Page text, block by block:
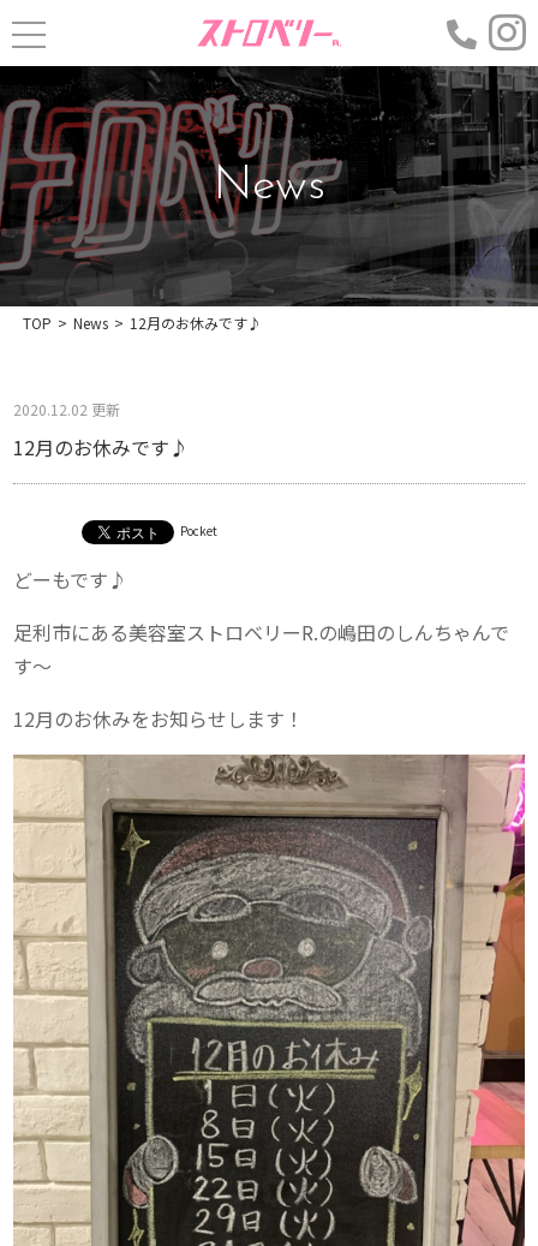
News
TOP > News > 12月のお休みです♪
2020.12.02 更新
12月のお休みです♪
Pocket
どーもです♪
足利市にある美容室ストロベリーR.の嶋田のしんちゃんで
す〜
12月のお休みをお知らせします！